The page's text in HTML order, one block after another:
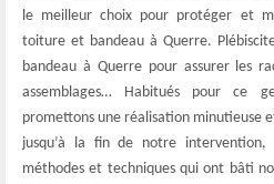
le meilleur choix pour protéger et
toiture et bandeau à Querre.
bandeau à Querre pour assurer les
assemblages… Habitués pour ce
promettons une réalisation minutieuse
jusqu’à la fin de notre intervention,
méthodes et techniques qui ont bâti